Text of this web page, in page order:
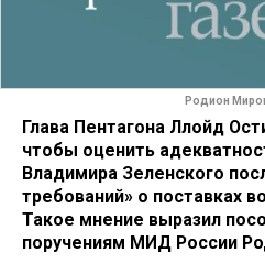
Родион
Глава Пентагона Ллойд
чтобы оценить
Владимира Зеленского
требований» о поставках
Такое мнение выразил
поручениям МИД России